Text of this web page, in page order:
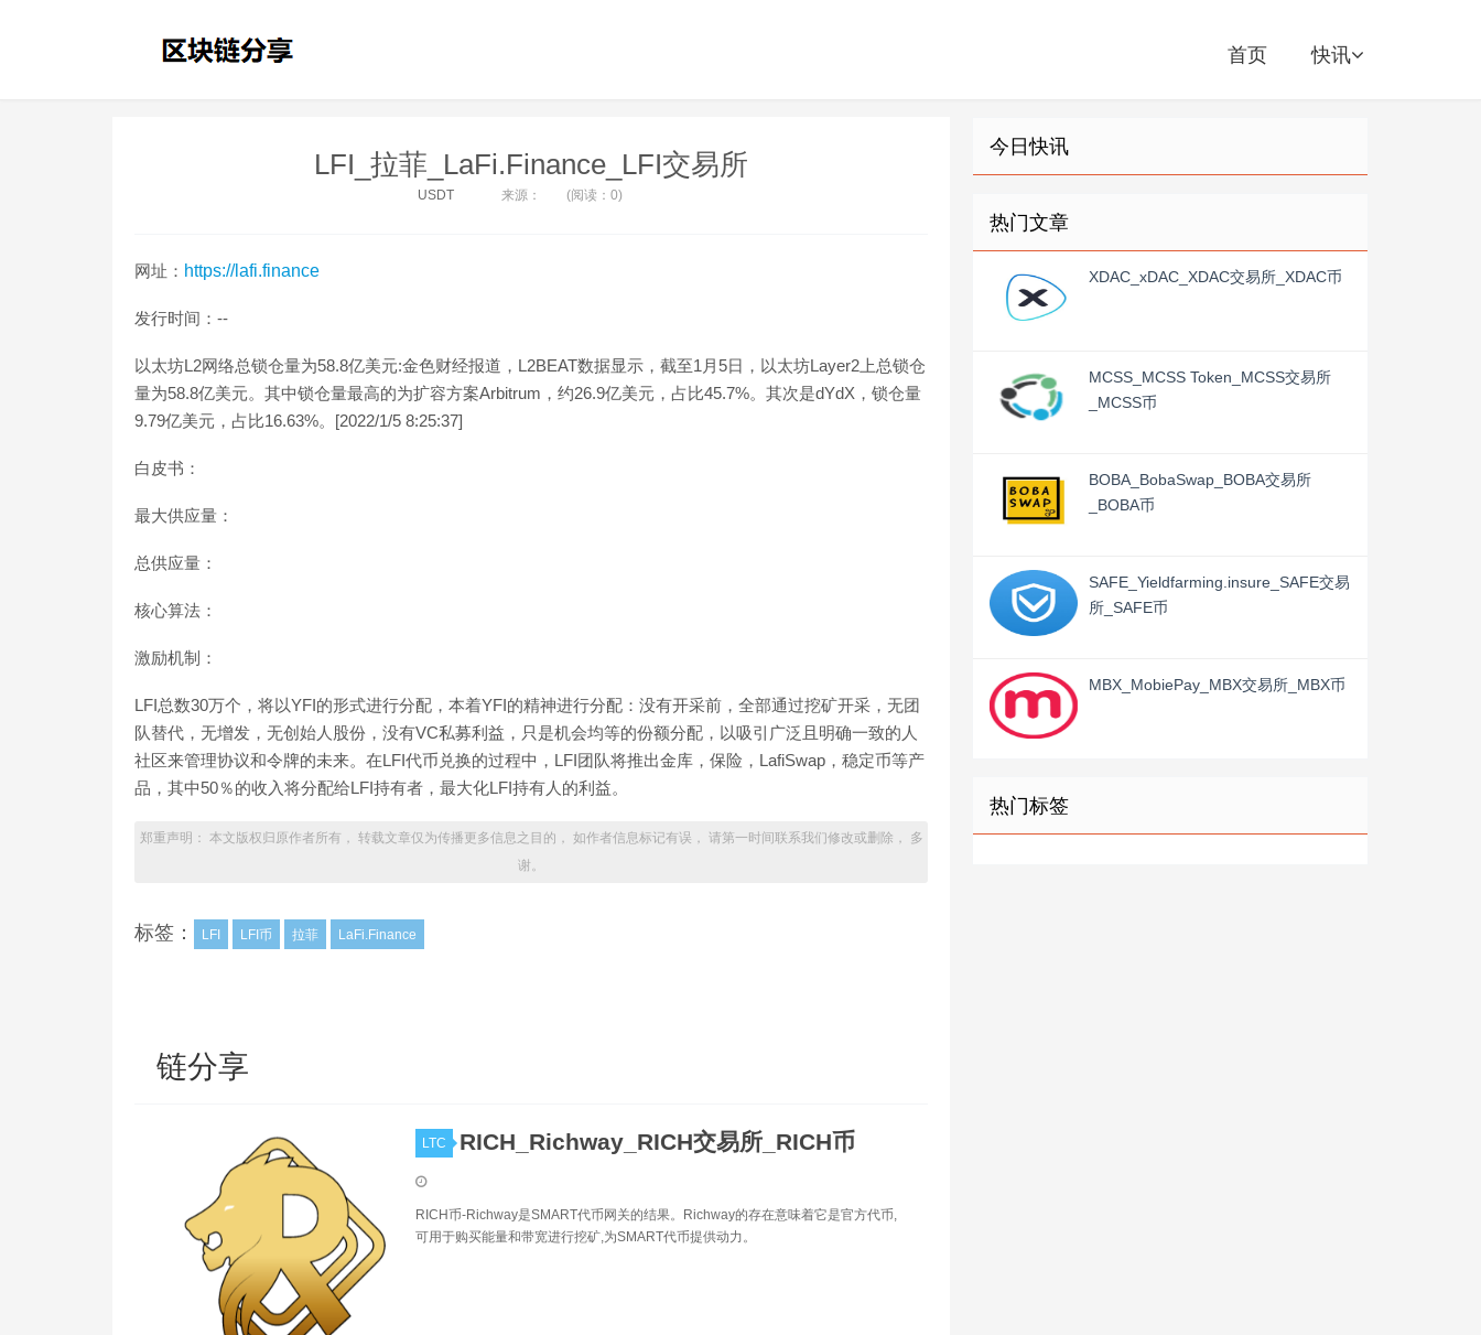
首页 快讯
LFI_拉菲_LaFi.Finance_LFI交易所
USDT 来源： (阅读：0)
网址： https://lafi.finance
发行时间：--
以太坊L2网络总锁仓量为58.8亿美元:金色财经报道，L2BEAT数据显示，截至1月5日，以太坊Layer2上总锁仓
量为58.8亿美元。其中锁仓量最高的为扩容方案Arbitrum，约26.9亿美元，占比45.7%。其次是dYdX，锁仓量
9.79亿美元，占比16.63%。[2022/1/5 8:25:37]
白皮书：
最大供应量：
总供应量：
核心算法：
激励机制：
LFI总数30万个，将以YFI的形式进行分配，本着YFI的精神进行分配：没有开采前，全部通过挖矿开采，无团
队替代，无增发，无创始人股份，没有VC私募利益，只是机会均等的份额分配，以吸引广泛且明确一致的人
社区来管理协议和令牌的未来。在LFI代币兑换的过程中，LFI团队将推出金库，保险，LafiSwap，稳定币等产
品，其中50％的收入将分配给LFI持有者，最大化LFI持有人的利益。
郑重声明： 本文版权归原作者所有， 转载文章仅为传播更多信息之目的， 如作者信息标记有误， 请第一时间联系我们修改或删除， 多
谢。
标签： LFI LFI币 拉菲 LaFi.Finance
链分享
LTC RICH_Richway_RICH交易所_RICH币
RICH币-Richway是SMART代币网关的结果。Richway的存在意味着它是官方代币,
可用于购买能量和带宽进行挖矿,为SMART代币提供动力。
今日快讯
热门文章
XDAC_xDAC_XDAC交易所_XDAC币
MCSS_MCSS Token_MCSS交易所
_MCSS币
BOBA_BobaSwap_BOBA交易所
_BOBA币
SAFE_Yieldfarming.insure_SAFE交易
所_SAFE币
MBX_MobiePay_MBX交易所_MBX币
热门标签